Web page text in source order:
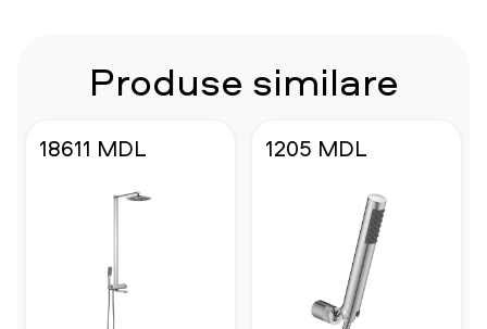
Produse similare
18611 MDL 1205 MDL